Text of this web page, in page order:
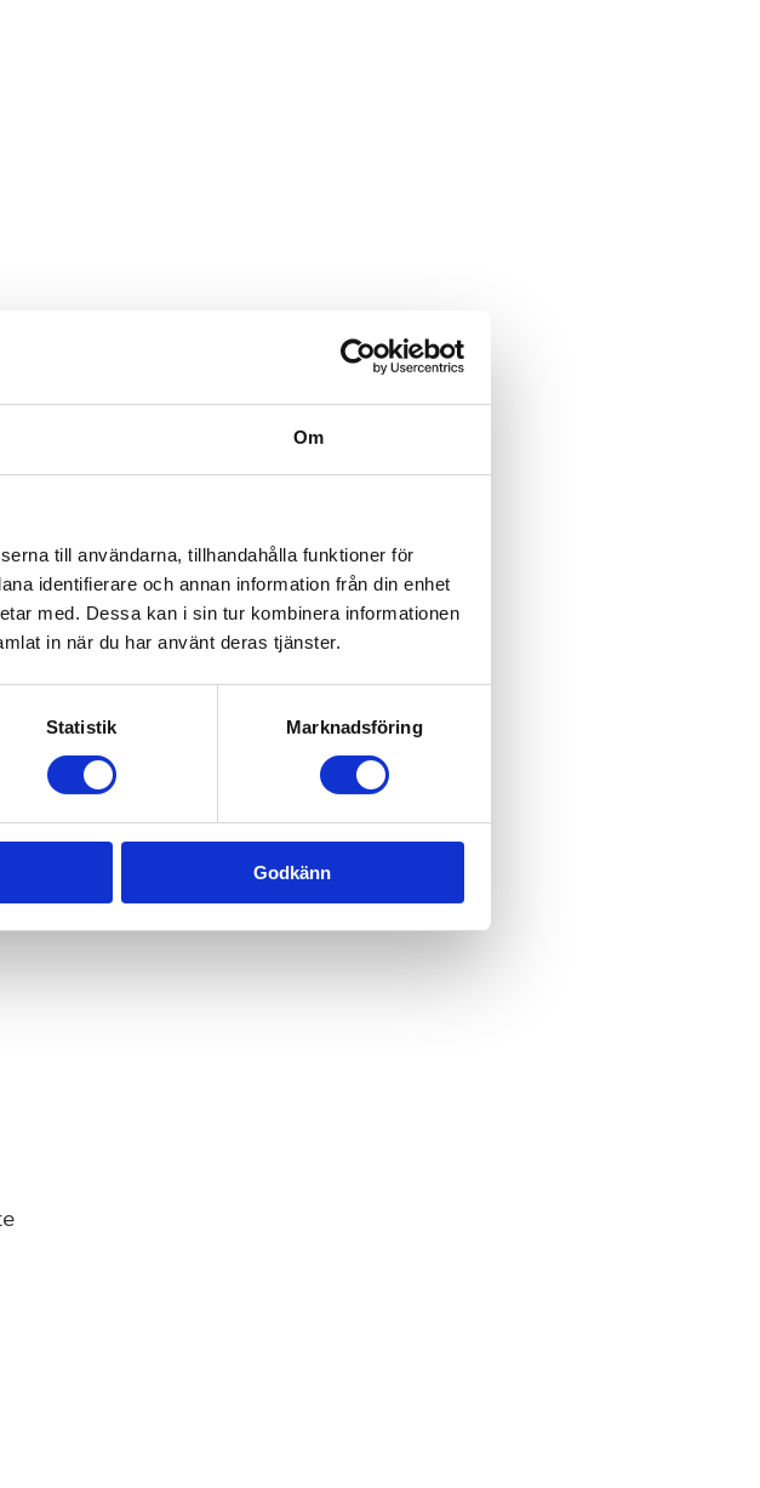
Om
till användarna, tillhandahålla funktioner för
identifierare och annan information från din enhet
med. Dessa kan i sin tur kombinera informationen
in när du har använt deras tjänster.
Statistik Marknadsföring
Godkänn